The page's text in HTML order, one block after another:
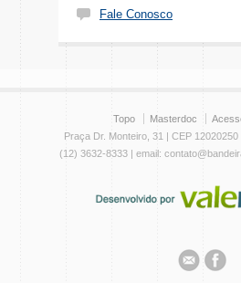
Fale Conosco
Topo Masterdoc
Praça Dr. Monteiro, 31 | CEP 12020250
(12) 3632-8333 | email: